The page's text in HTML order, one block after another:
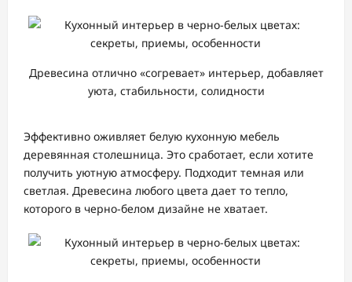
Древесина отлично «согревает» интерьер, добавляет
уюта, стабильности, солидности
Эффективно оживляет белую кухонную мебель
деревянная столешница. Это сработает, если хотите
получить уютную атмосферу. Подходит темная или
светлая. Древесина любого цвета дает то тепло,
которого в черно-белом дизайне не хватает.